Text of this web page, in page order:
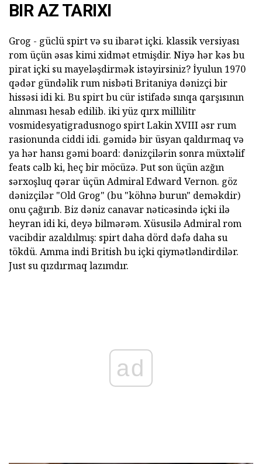
BIR AZ TARIXI
Grog - güclü spirt və su ibarət içki. klassik versiyası
rom üçün əsas kimi xidmət etmişdir. Niyə hər kəs bu
pirat içki su mayeləşdirmək istəyirsiniz? İyulun 1970
qədər gündəlik rum nisbəti Britaniya dənizçi bir
hissəsi idi ki. Bu spirt bu cür istifadə sınqa qarşısının
alınması hesab edilib. iki yüz qırx millilitr
vosmidesyatigradusnogo spirt Lakin XVIII əsr rum
rasionunda ciddi idi. gəmidə bir üsyan qaldırmaq və
ya hər hansı gəmi board: dənizçilərin sonra müxtəlif
feats cəlb ki, heç bir möcüzə. Put son üçün azğın
sərxoşluq qərar üçün Admiral Edward Vernon. göz
dənizçilər "Old Grog" (bu "köhnə burun" deməkdir)
onu çağırıb. Biz dəniz canavar nəticəsində içki ilə
heyran idi ki, deyə bilmərəm. Xüsusilə Admiral rom
vacibdir azaldılmış: spirt daha dörd dəfə daha su
tökdü. Amma indi British bu içki qiymətləndirdilər.
Just su qızdırmaq lazımdır.
ad